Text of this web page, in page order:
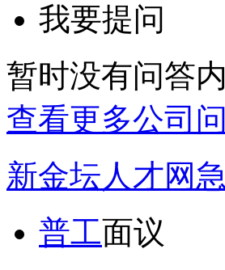
我要提问
暂时没有问答
查看更多公司
新金坛人才网
普工面议